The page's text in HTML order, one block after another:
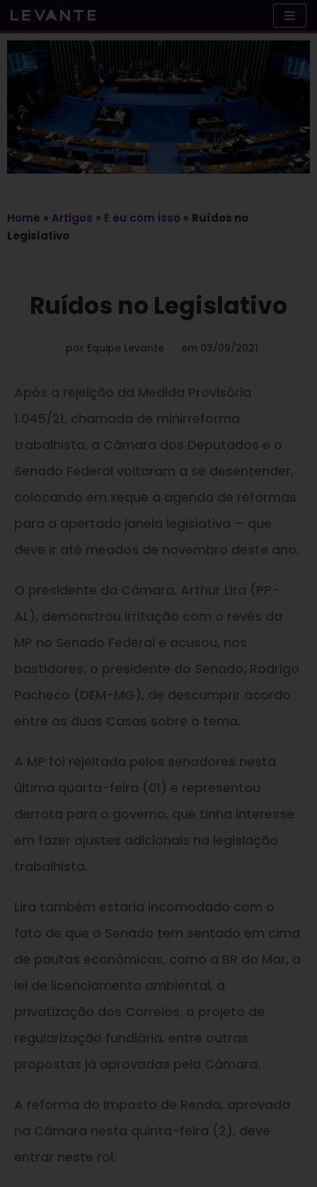
Skip
to
content
Home » Artigos » E eu com isso » Ruídos no
Legislativo
Ruídos no Legislativo
por Equipe Levante em 03/09/2021
Após a rejeição da Medida Provisória
1.045/21, chamada de minirreforma
trabalhista, a Câmara dos Deputados e o
Senado Federal voltaram a se desentender,
colocando em xeque a agenda de reformas
para a apertada janela legislativa – que
deve ir até meados de novembro deste ano.
O presidente da Câmara, Arthur Lira (PP-
AL), demonstrou irritação com o revés da
MP no Senado Federal e acusou, nos
bastidores, o presidente do Senado, Rodrigo
Pacheco (DEM-MG), de descumprir acordo
entre as duas Casas sobre o tema.
A MP foi rejeitada pelos senadores nesta
última quarta-feira (01) e representou
derrota para o governo, que tinha interesse
em fazer ajustes adicionais na legislação
trabalhista.
Lira também estaria incomodado com o
fato de que o Senado tem sentado em cima
de pautas econômicas, como a BR do Mar, a
lei de licenciamento ambiental, a
privatização dos Correios, o projeto de
regularização fundiária, entre outras
propostas já aprovadas pela Câmara.
A reforma do Imposto de Renda, aprovada
na Câmara nesta quinta-feira (2), deve
entrar neste rol.